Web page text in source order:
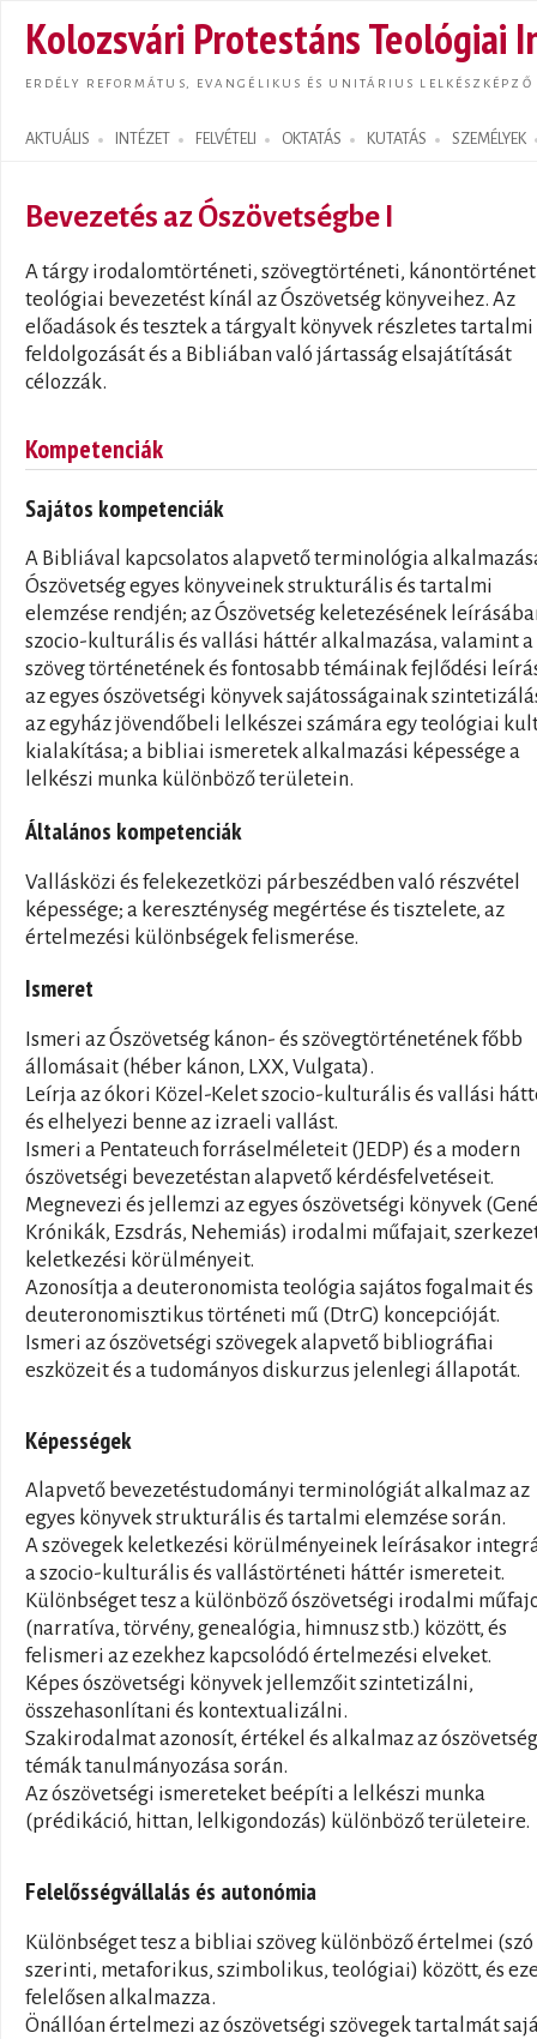
Kolozsvári Protestáns Teológiai
ERDÉLY REFORMÁTUS, EVANGÉLIKUS ÉS UNITÁRIUS LELKÉSZKÉPZŐ
AKTUÁLIS INTÉZET FELVÉTELI OKTATÁS KUTATÁS SZEMÉLYEK
Search form
Bevezetés az Ószövetségbe I
A tárgy irodalomtörténeti, szövegtörténeti,
teológiai bevezetést kínál az Ószövetség könyveihez. Az
előadások és tesztek a tárgyalt könyvek részletes tartalmi
feldolgozását és a Bibliában való jártasság elsajátítását
célozzák.
Kompetenciák
Sajátos kompetenciák
A Bibliával kapcsolatos alapvető terminológia
Ószövetség egyes könyveinek strukturális és tartalmi
elemzése rendjén; az Ószövetség keletezésének
szocio-kulturális és vallási háttér alkalmazása, valamint a
szöveg történetének és fontosabb témáinak fejlődési
az egyes ószövetségi könyvek sajátosságainak
az egyház jövendőbeli lelkészei számára egy teológiai
kialakítása; a bibliai ismeretek alkalmazási képessége a
lelkészi munka különböző területein.
Általános kompetenciák
Vallásközi és felekezetközi párbeszédben való részvétel
képessége; a kereszténység megértése és tisztelete, az
értelmezési különbségek felismerése.
Ismeret
Ismeri az Ószövetség kánon- és szövegtörténetének főbb
állomásait (héber kánon, LXX, Vulgata).
Leírja az ókori Közel-Kelet szocio-kulturális és vallási
és elhelyezi benne az izraeli vallást.
Ismeri a Pentateuch forráselméleteit (JEDP) és a modern
ószövetségi bevezetéstan alapvető kérdésfelvetéseit.
Megnevezi és jellemzi az egyes ószövetségi könyvek
Krónikák, Ezsdrás, Nehemiás) irodalmi műfajait,
keletkezési körülményeit.
Azonosítja a deuteronomista teológia sajátos fogalmait és
deuteronomisztikus történeti mű (DtrG) koncepcióját.
Ismeri az ószövetségi szövegek alapvető bibliográfiai
eszközeit és a tudományos diskurzus jelenlegi állapotát.
Képességek
Alapvető bevezetéstudományi terminológiát alkalmaz az
egyes könyvek strukturális és tartalmi elemzése során.
A szövegek keletkezési körülményeinek leírásakor
a szocio-kulturális és vallástörténeti háttér ismereteit.
Különbséget tesz a különböző ószövetségi irodalmi
(narratíva, törvény, genealógia, himnusz stb.) között, és
felismeri az ezekhez kapcsolódó értelmezési elveket.
Képes ószövetségi könyvek jellemzőit szintetizálni,
összehasonlítani és kontextualizálni.
Szakirodalmat azonosít, értékel és alkalmaz az
témák tanulmányozása során.
Az ószövetségi ismereteket beépíti a lelkészi munka
(prédikáció, hittan, lelkigondozás) különböző területeire.
Felelősségvállalás és autonómia
Különbséget tesz a bibliai szöveg különböző értelmei (szó
szerinti, metaforikus, szimbolikus, teológiai) között, és
felelősen alkalmazza.
Önállóan értelmezi az ószövetségi szövegek tartalmát